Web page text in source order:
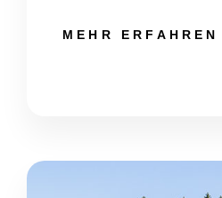
MEHR ERFAHREN